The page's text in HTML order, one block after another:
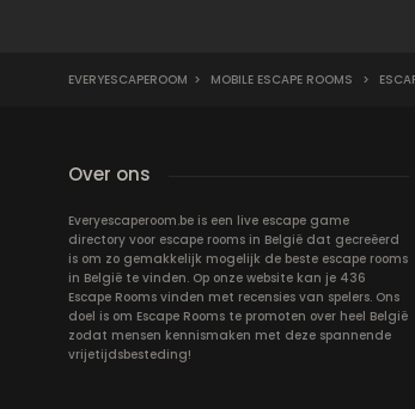
EVERYESCAPEROOM > MOBILE ESCAPE ROOMS >
Over ons
Everyescaperoom.be is een live escape game
directory voor escape rooms in België dat gecreëerd
is om zo gemakkelijk mogelijk de beste escape rooms
in België te vinden. Op onze website kan je 436
Escape Rooms vinden met recensies van spelers. Ons
doel is om Escape Rooms te promoten over heel België
zodat mensen kennismaken met deze spannende
vrijetijdsbesteding!